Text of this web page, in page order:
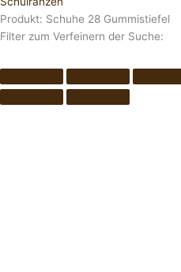
Produkt: Schuhe 28 Gummistiefel
Filter zum Verfeinern der Suche: